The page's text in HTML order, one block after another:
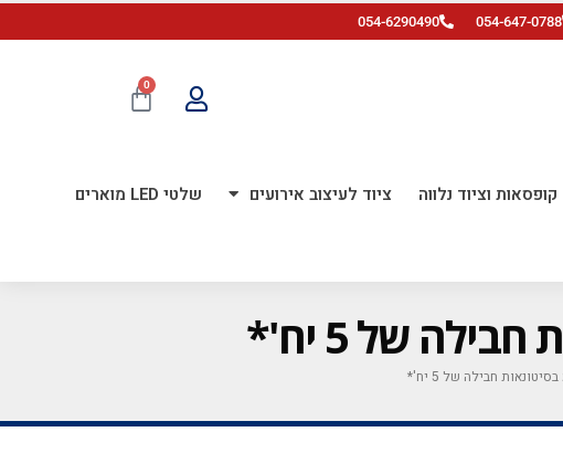
054-647-0788
054-6290490
0
קופסאות וציוד נלווה ציוד לעיצוב אירועים שלטי LED מוארים